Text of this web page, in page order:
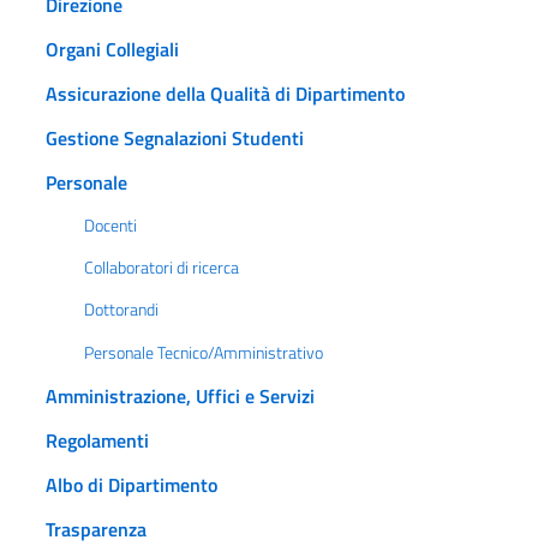
Organi Collegiali
Assicurazione della Qualità di Dipartimento
Gestione Segnalazioni Studenti
Personale
Docenti
Collaboratori di ricerca
Dottorandi
Personale Tecnico/Amministrativo
Amministrazione, Uffici e Servizi
Regolamenti
Albo di Dipartimento
Trasparenza